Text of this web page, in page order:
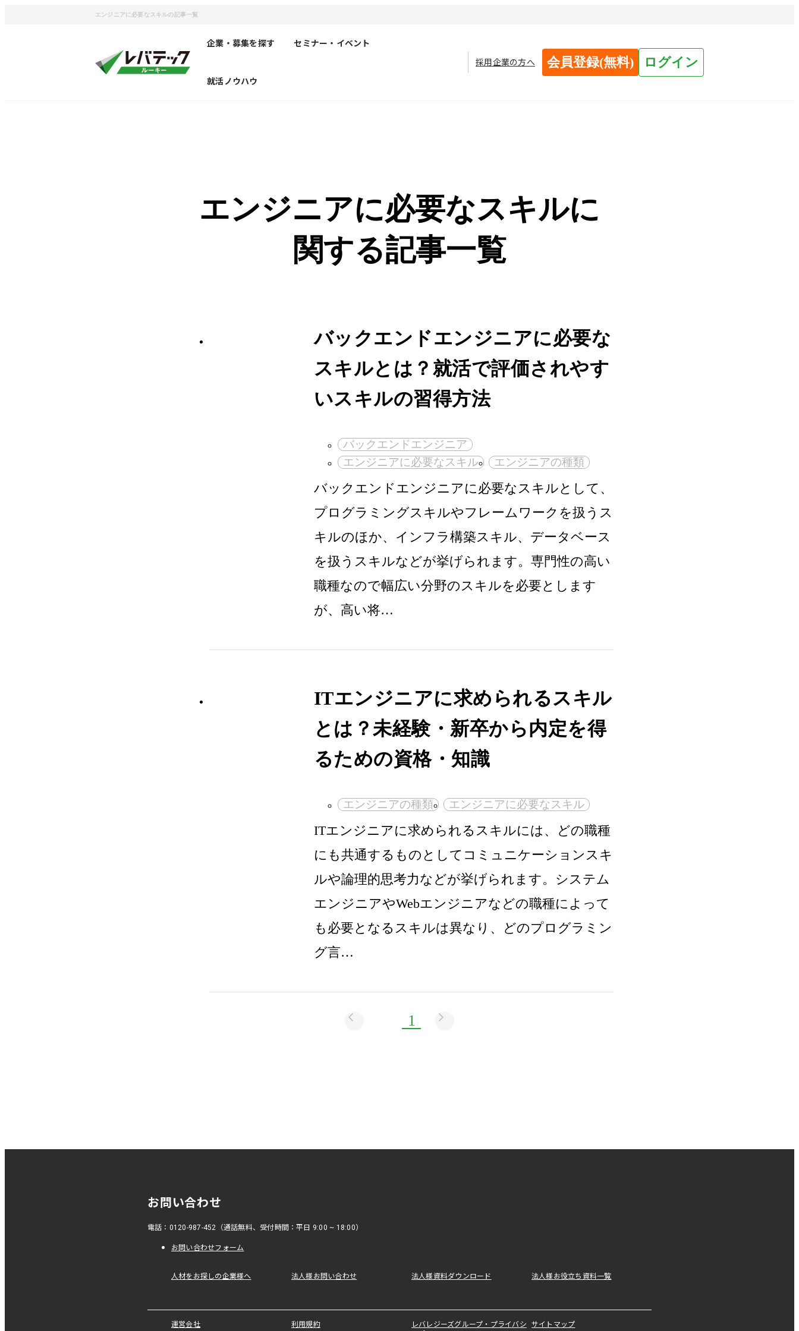
エンジニアに必要なスキルの記事一覧
企業・募集を探す セミナー・イベント
就活ノウハウ
採用企業の方へ 会員登録(無料) ログイン
エンジニアに必要なスキルに
関する記事一覧
バックエンドエンジニアに必要な
スキルとは？就活で評価されやす
いスキルの習得方法
バックエンドエンジニア
エンジニアに必要なスキル
エンジニアの種類
バックエンドエンジニアに必要なスキルとして、
プログラミングスキルやフレームワークを扱うス
キルのほか、インフラ構築スキル、データベース
を扱うスキルなどが挙げられます。専門性の高い
職種なので幅広い分野のスキルを必要とします
が、高い将…
ITエンジニアに求められるスキル
とは？未経験・新卒から内定を得
るための資格・知識
エンジニアの種類 エンジニアに必要なスキル
ITエンジニアに求められるスキルには、どの職種
にも共通するものとしてコミュニケーションスキ
ルや論理的思考力などが挙げられます。システム
エンジニアやWebエンジニアなどの職種によって
も必要となるスキルは異なり、どのプログラミン
グ言…
1
お問い合わせ
電話：0120-987-452（通話無料、受付時間：平日 9:00 ~ 18:00）
お問い合わせフォーム
人材をお探しの企業様へ 法人様お問い合わせ 法人様資料ダウンロード 法人様お役立ち資料一覧
運営会社 利用規約
レバレジーズグループ・プライバシ
サイトマップ